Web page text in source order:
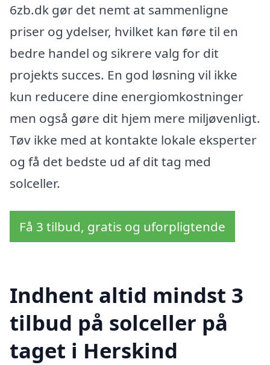
6zb.dk gør det nemt at sammenligne
priser og ydelser, hvilket kan føre til en
bedre handel og sikrere valg for dit
projekts succes. En god løsning vil ikke
kun reducere dine energiomkostninger
men også gøre dit hjem mere miljøvenligt.
Tøv ikke med at kontakte lokale eksperter
og få det bedste ud af dit tag med
solceller.
Få 3 tilbud, gratis og uforpligtende
Indhent altid mindst 3
tilbud på solceller på
taget i Herskind